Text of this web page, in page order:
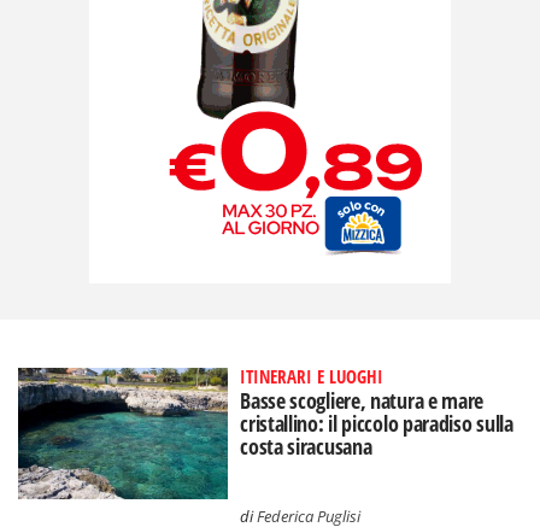
ITINERARI E LUOGHI
Basse scogliere, natura e mare
cristallino: il piccolo paradiso sulla
costa siracusana
diFederica Puglisi